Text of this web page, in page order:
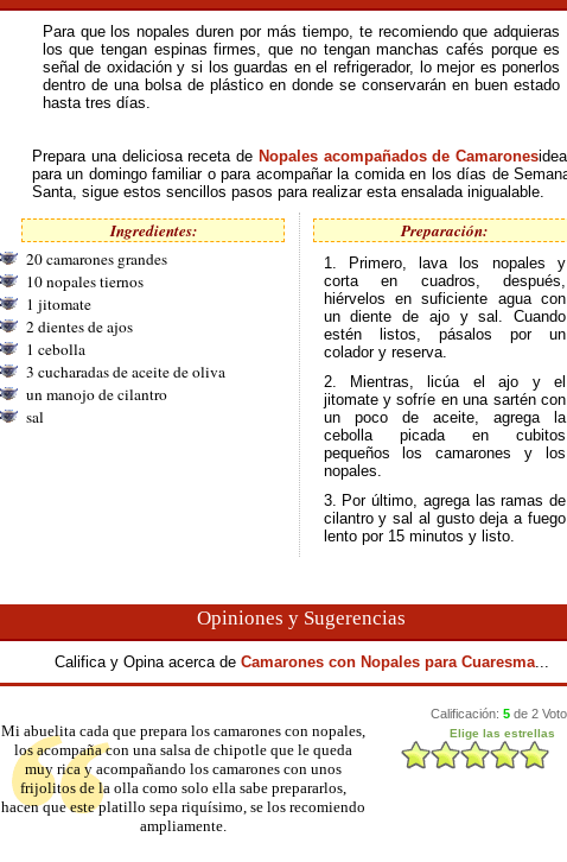
Para que los nopales duren por más tiempo, te recomiendo que adquieras
los que tengan espinas firmes, que no tengan manchas cafés porque es
señal de oxidación y si los guardas en el refrigerador, lo mejor es ponerlos
dentro de una bolsa de plástico en donde se conservarán en buen estado
hasta tres días.
Prepara una deliciosa receta de Nopales acompañados de Camarones
para un domingo familiar o para acompañar la comida en los días de
Santa, sigue estos sencillos pasos para realizar esta ensalada inigualable.
Ingredientes:
20 camarones grandes
10 nopales tiernos
1 jitomate
2 dientes de ajos
1 cebolla
3 cucharadas de aceite de oliva
un manojo de cilantro
sal
Preparación:
1. Primero, lava los nopales y
corta en cuadros, después,
hiérvelos en suficiente agua con
un diente de ajo y sal. Cuando
estén listos, pásalos por un
colador y reserva.
2. Mientras, licúa el ajo y el
jitomate y sofríe en una sartén con
un poco de aceite, agrega la
cebolla picada en cubitos
pequeños los camarones y los
nopales.
3. Por último, agrega las ramas de
cilantro y sal al gusto deja a fuego
lento por 15 minutos y listo.
Opiniones y Sugerencias
Califica y Opina acerca de Camarones con Nopales para Cuaresma...
Mi abuelita cada que prepara los camarones con nopales,
los acompaña con una salsa de chipotle que le queda
muy rica y acompañando los camarones con unos
frijolitos de la olla como solo ella sabe prepararlos,
hacen que este platillo sepa riquísimo, se los recomiendo
ampliamente.